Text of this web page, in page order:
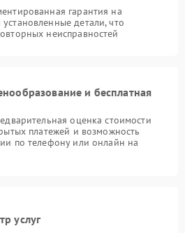
гарантия на
детали, что
неисправностей
и бесплатная
оценка стоимости
платежей и возможность
по телефону или онлайн на
услуг